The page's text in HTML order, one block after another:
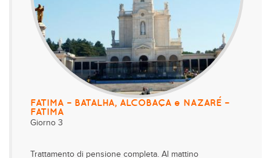
FATIMA – BATALHA, ALCOBAÇA e NAZARÉ –
FATIMA
Giorno 3
Trattamento di pensione completa. Al mattino